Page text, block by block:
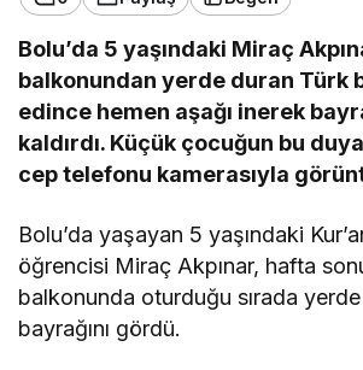
Bolu’da 5 yaşındaki Miraç
balkonundan yerde duran Türk
edince hemen aşağı inerek
kaldırdı. Küçük çocuğun bu
cep telefonu kamerasıyla
Bolu’da yaşayan 5 yaşındaki
öğrencisi Miraç Akpınar, hafta
balkonunda oturduğu sırada
bayrağını gördü.